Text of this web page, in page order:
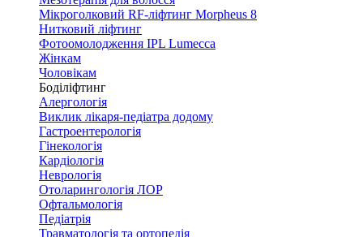
Мікроголковий RF-ліфтинг Morpheus 8
Нитковий ліфтинг
Фотоомолодження IPL Lumecca
Жінкам
Чоловікам
Боділіфтинг
Алергологія
Виклик лікаря-педіатра додому
Гастроентерологія
Гінекологія
Кардіологія
Неврологія
Отоларингологія ЛОР
Офтальмологія
Педіатрія
Травматологія та ортопедія